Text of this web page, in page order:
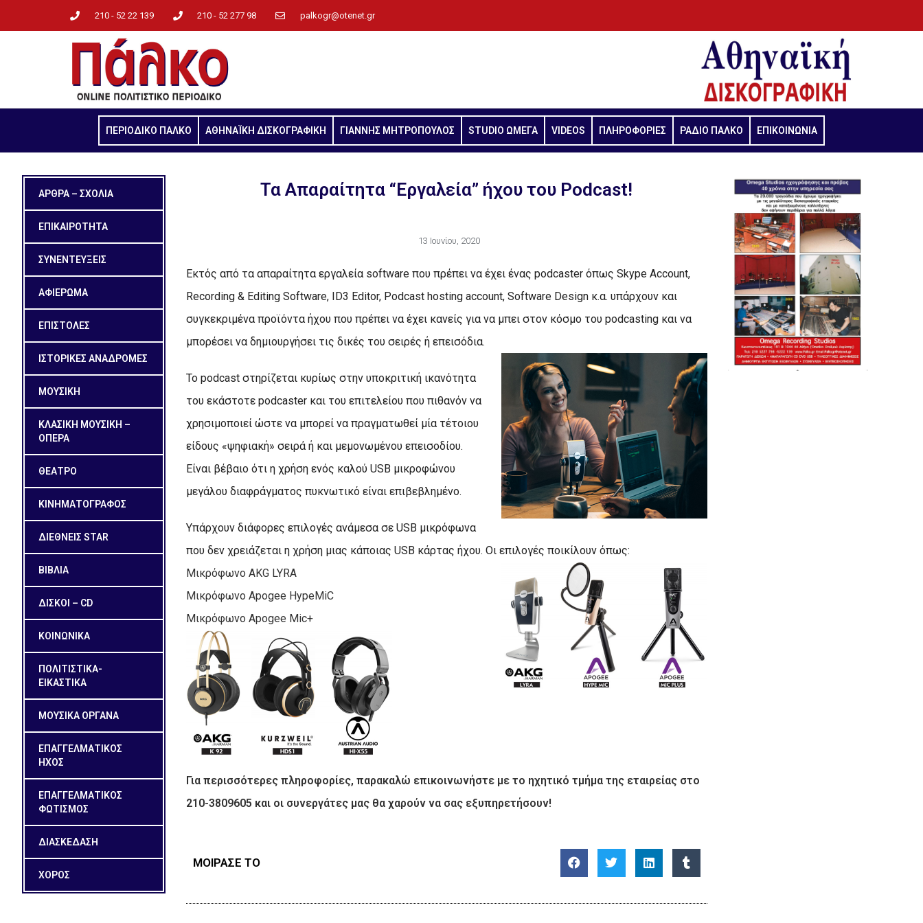
210 - 52 22 139 210 - 52 277 98 palkogr@otenet.gr
ΠΕΡΙΟΔΙΚΟ ΠΑΛΚΟ ΑΘΗΝΑΪΚΗ ΔΙΣΚΟΓΡΑΦΙΚΗ ΓΙΑΝΝΗΣ ΜΗΤΡΟΠΟΥΛΟΣ STUDIO ΩΜΕΓΑ VIDEOS ΠΛΗΡΟΦΟΡΙΕΣ ΡΑΔΙΟ ΠΑΛΚΟ ΕΠΙΚΟΙΝΩΝΙΑ
ΑΡΘΡΑ – ΣΧΟΛΙΑ
ΕΠΙΚΑΙΡΟΤΗΤΑ
ΣΥΝΕΝΤΕΥΞΕΙΣ
ΑΦΙΕΡΩΜΑ
ΕΠΙΣΤΟΛΕΣ
ΙΣΤΟΡΙΚΕΣ ΑΝΑΔΡΟΜΕΣ
ΜΟΥΣΙΚΗ
ΚΛΑΣΙΚΗ ΜΟΥΣΙΚΗ –
ΟΠΕΡΑ
ΘΕΑΤΡΟ
ΚΙΝΗΜΑΤΟΓΡΑΦΟΣ
ΔΙΕΘΝΕΙΣ STAR
ΒΙΒΛΙΑ
ΔΙΣΚΟΙ – CD
ΚΟΙΝΩΝΙΚΑ
ΠΟΛΙΤΙΣΤΙΚΑ-
ΕΙΚΑΣΤΙΚΑ
ΜΟΥΣΙΚΑ ΟΡΓΑΝΑ
ΕΠΑΓΓΕΛΜΑΤΙΚΟΣ
ΗΧΟΣ
ΕΠΑΓΓΕΛΜΑΤΙΚΟΣ
ΦΩΤΙΣΜΟΣ
ΔΙΑΣΚΕΔΑΣΗ
ΧΟΡΟΣ
Τα Απαραίτητα “Εργαλεία” ήχου του Podcast!
13 Ιουνίου, 2020
Εκτός από τα απαραίτητα εργαλεία software που πρέπει να έχει ένας podcaster όπως Skype Account,
Recording & Editing Software, ID3 Editor, Podcast hosting account, Software Design κ.α. υπάρχουν και
συγκεκριμένα προϊόντα ήχου που πρέπει να έχει κανείς για να μπει στον κόσμο του podcasting και να
μπορέσει να δημιουργήσει τις δικές του σειρές ή επεισόδια.
Το podcast στηρίζεται κυρίως στην υποκριτική ικανότητα
του εκάστοτε podcaster και του επιτελείου που πιθανόν να
χρησιμοποιεί ώστε να μπορεί να πραγματωθεί μία τέτοιου
είδους «ψηφιακή» σειρά ή και μεμονωμένου επεισοδίου.
Είναι βέβαιο ότι η χρήση ενός καλού USB μικροφώνου
μεγάλου διαφράγματος πυκνωτικό είναι επιβεβλημένο.
Υπάρχουν διάφορες επιλογές ανάμεσα σε USB μικρόφωνα
που δεν χρειάζεται η χρήση μιας κάποιας USB κάρτας ήχου. Οι επιλογές ποικίλουν όπως:
Μικρόφωνο AKG LYRA
Μικρόφωνο Apogee HypeMiC
Μικρόφωνο Apogee Mic+
Για περισσότερες πληροφορίες, παρακαλώ επικοινωνήστε με το ηχητικό τμήμα της εταιρείας στο
210-3809605 και οι συνεργάτες μας θα χαρούν να σας εξυπηρετήσουν!
ΜΟΙΡΑΣΕ ΤΟ